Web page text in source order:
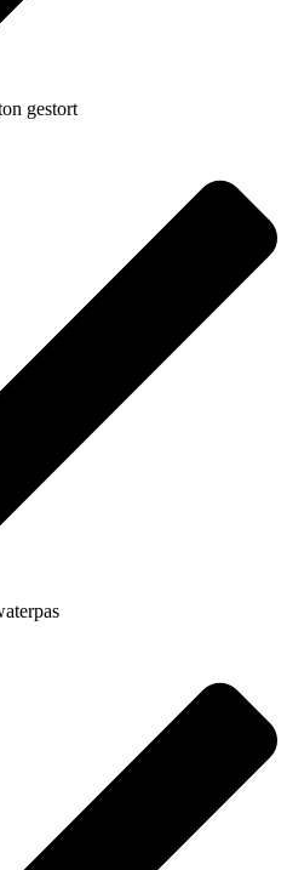
gestort